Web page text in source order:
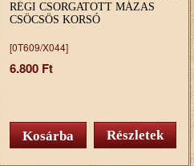
RÉGI CSORGATOTT MÁZAS
CSÖCSÖS KORSÓ
[0T609/X044]
6.800 Ft
Részletek